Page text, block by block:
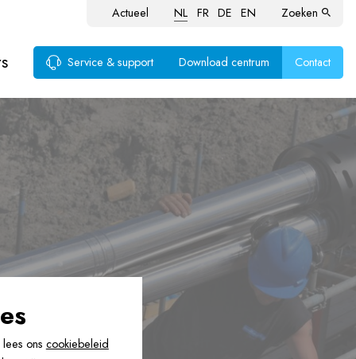
Actueel NL FR DE EN Zoeken
Service & support Download centrum Contact
ons cookiebeleid